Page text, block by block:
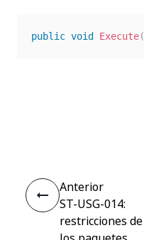
public void Execute(
Anterior
ST-USG-014:
restricciones de